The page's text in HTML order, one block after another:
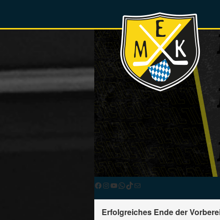
Facebook
Instagram
YouTube
WhatsApp
TikTok
E-Mail
Erfolgreiches Ende der